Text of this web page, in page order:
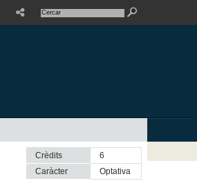
Crèdits
6
Caràcter
optativa